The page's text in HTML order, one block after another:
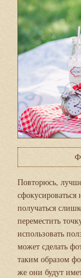
Повторюсь,
сфокусироваться
получаться
переместить
использовать
может сделать
таким образом
же они будут